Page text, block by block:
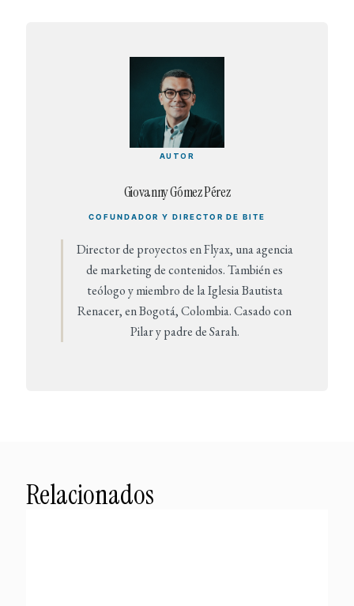
AUTOR
Giovanny Gómez Pérez
COFUNDADOR Y DIRECTOR DE BITE
Director de proyectos en Flyax, una agencia
de marketing de contenidos. También es
teólogo y miembro de la Iglesia Bautista
Renacer, en Bogotá, Colombia. Casado con
Pilar y padre de Sarah.
Relacionados